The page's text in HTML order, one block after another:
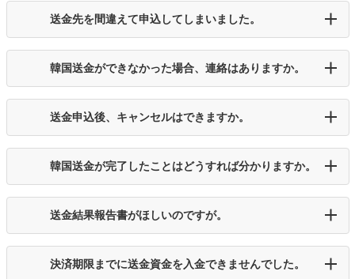
送金先を間違えて申込してしまいました。
韓国送金ができなかった場合、連絡はありますか。
送金申込後、キャンセルはできますか。
韓国送金が完了したことはどうすれば分かりますか。
送金結果報告書がほしいのですが。
決済期限までに送金資金を入金できませんでした。